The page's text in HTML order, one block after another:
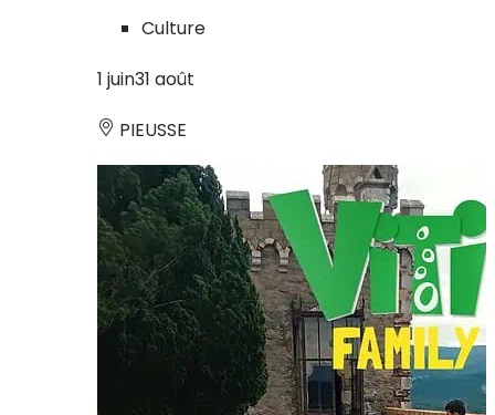
Culture
1 juin31 août
PIEUSSE